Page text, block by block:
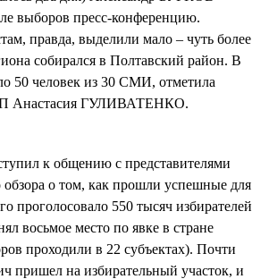
выборов пресс-конференцию.
правда, выделили мало – чуть более
собирался в Полтавский район. В
50 человек из 30 СМИ, отметила
Анастасия ГУЛИВАТЕНКО.
к общению с представителями
обзора о том, как прошли успешные для
проголосовало 550 тысяч избирателей
восьмое место по явке в стране
проходили в 22 субъектах). Почти
пришел на избирательный участок, и